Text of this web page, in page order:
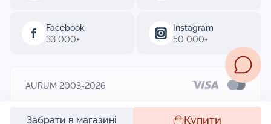
Забрати в магазині Купити
Facebook
33 000+
Instagram
50 000+
AURUM 2003-2026